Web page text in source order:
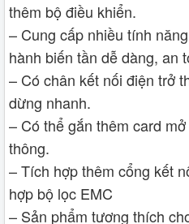
thêm bộ điều khiển.
– Cung cấp nhiều tính
hành biến tần dễ dàng, an
– Có chân kết nối điện trở
dừng nhanh.
– Có thể gắn thêm card
thông.
– Tích hợp thêm cổng kết
hợp bộ lọc EMC
– Sản phẩm tương thích